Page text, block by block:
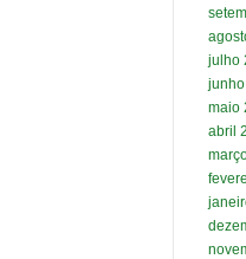
julho
maio
abril